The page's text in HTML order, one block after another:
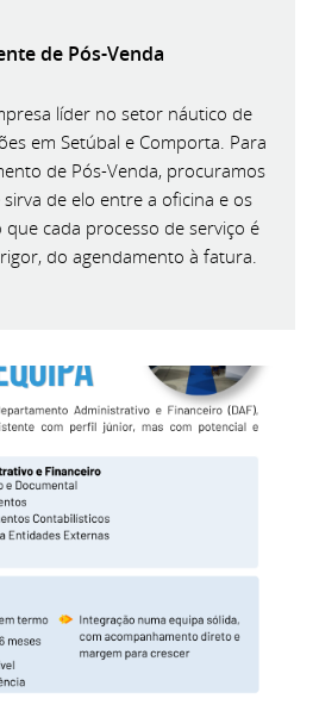
de Pós-Venda
líder no setor náutico de
em Setúbal e Comporta. Para
de Pós-Venda, procuramos
de elo entre a oficina e os
cada processo de serviço é
do agendamento à fatura.